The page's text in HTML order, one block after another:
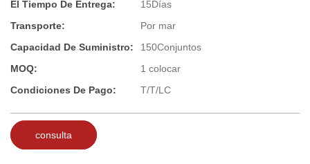
El Tiempo De Entrega:
15Días
Transporte:
Por mar
Capacidad De Suministro:
150Conjuntos
MOQ:
1 colocar
Condiciones De Pago:
T/T/LC
consulta